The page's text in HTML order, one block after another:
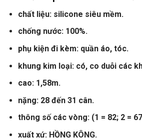
chất liệu: silicone siêu mềm.
chống nước: 100%.
phụ kiện đi kèm: quần áo, tóc.
khung kim loại: có, co duỗi các
cao: 1,58m.
nặng: 28 đến 31 cân.
thông số các vòng: (1 = 82; 2 =
xuất xứ: HỒNG KÔNG.